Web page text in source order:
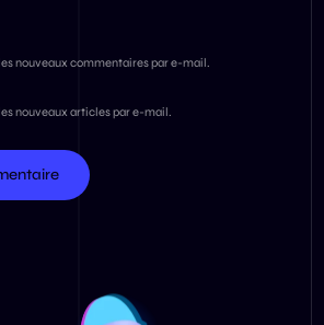
nouveaux commentaires par e-mail.
nouveaux articles par e-mail.